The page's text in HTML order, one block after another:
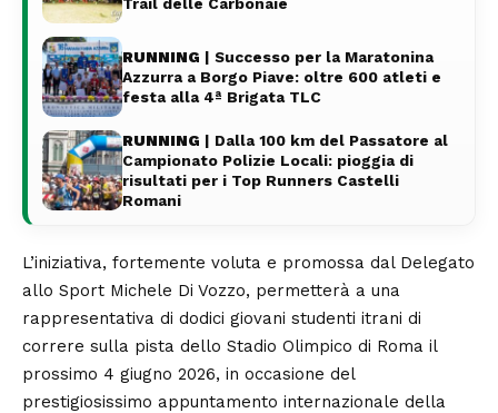
RUNNING | Successo per la Maratonina
Azzurra a Borgo Piave: oltre 600 atleti e
festa alla 4ª Brigata TLC
RUNNING | Dalla 100 km del Passatore al
Campionato Polizie Locali: pioggia di
risultati per i Top Runners Castelli
Romani
L’iniziativa, fortemente voluta e promossa dal Delegato
allo Sport Michele Di Vozzo, permetterà a una
rappresentativa di dodici giovani studenti itrani di
correre sulla pista dello Stadio Olimpico di Roma il
prossimo 4 giugno 2026, in occasione del
prestigiosissimo appuntamento internazionale della